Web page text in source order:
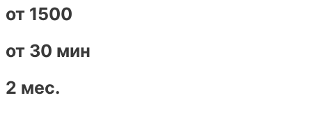
от 1500
от 30 мин
2 мес.